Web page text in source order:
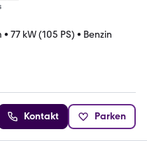
• 77 kW (105 PS) • Benzin
Kontakt Parken